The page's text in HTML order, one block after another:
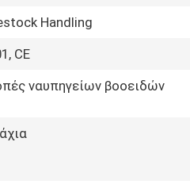
Handling
CE
ναυπηγείων βοοειδών